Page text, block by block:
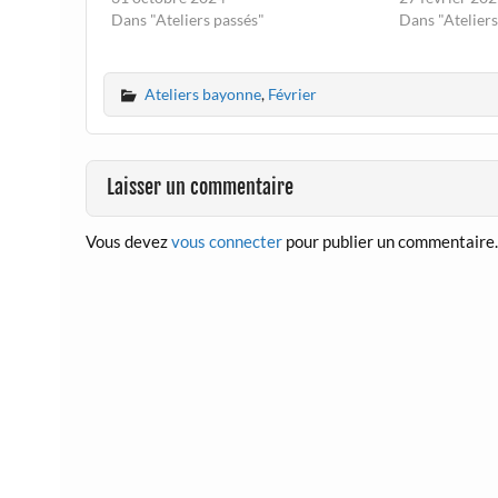
Date : 22 février 2025 Heure : 10h30
Dans "Ateliers passés"
rue
Dans
Ateliers bayonne, Février
Laisser un commentaire
Vous devezvous connecterpour publier un commentaire.